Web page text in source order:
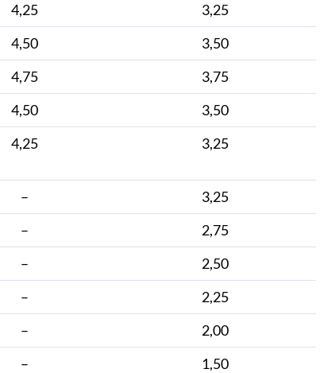
4,25
3,25
4,50
3,50
4,75
3,75
4,50
3,50
4,25 3,25
–
3,25
–
2,75
–
2,50
–
2,25
–
2,00
–
1,50